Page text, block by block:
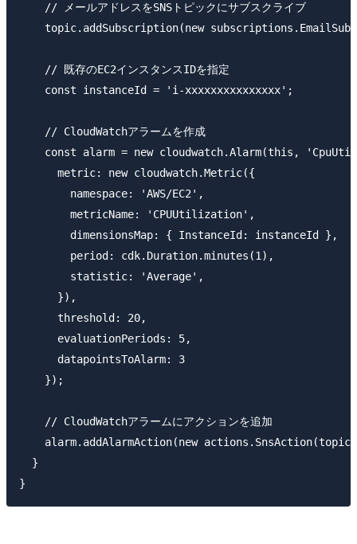
    // メールアドレスをSNSトピックにサブスクライブ
topic.addSubscription(new
    // 既存のEC2インスタンスIDを指定
    const instanceId = 'i-xxxxxxxxxxxxxxx';
    // CloudWatchアラームを作成
const alarm = new cloudwatch.Alarm(this,
      metric: new cloudwatch.Metric({
        namespace: 'AWS/EC2',
        metricName: 'CPUUtilization',
        dimensionsMap: { InstanceId: instanceId },
        period: cdk.Duration.minutes(1),
        statistic: 'Average',
      }),
      threshold: 20,
      evaluationPeriods: 5,
      datapointsToAlarm: 3
    });
    // CloudWatchアラームにアクションを追加
alarm.addAlarmAction(new
  }